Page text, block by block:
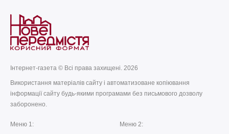
Інтернет-газета © Всі права захищені. 2026
Використання матеріалів сайту і автоматизоване копіювання
інформації сайту будь-якими програмами без письмового дозволу
заборонено.
Меню 1: Меню 2: